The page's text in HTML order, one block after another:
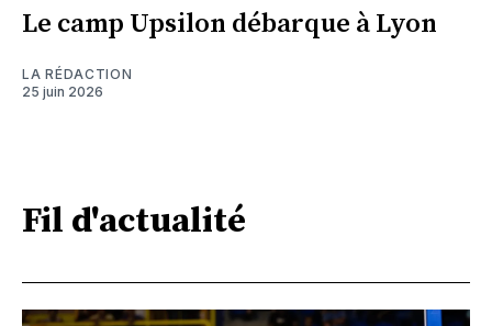
Le camp Upsilon débarque à Lyon
LA RÉDACTION
25 juin 2026
Fil d'actualité